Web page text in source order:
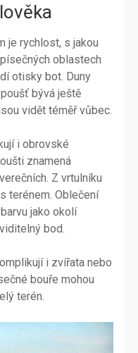
je rychlost, s jakou
oblastech
otisky bot. Duny
bývá ještě
vidět téměř vůbec.
i obrovské
znamená
Z vrtulníku
terénem. Oblečení
jako okolí
bod.
i zvířata nebo
bouře mohou
terén.